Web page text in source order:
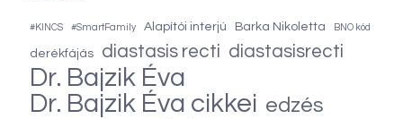
#KINCS #SmartFamily Alapítói interjú Barka Nikoletta BNO kód
derékfájás diastasis recti diastasisrecti
Dr. Bajzik Éva
Dr. Bajzik Éva cikkei edzés